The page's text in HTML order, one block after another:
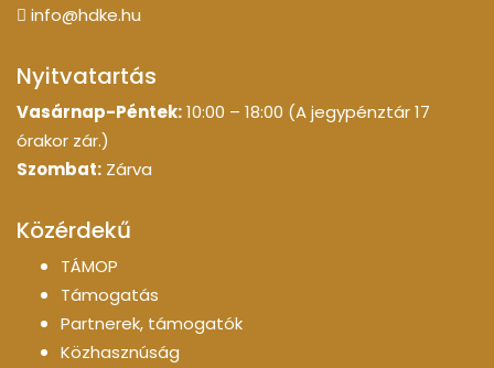
info@hdke.hu
Nyitvatartás
Vasárnap-Péntek:10:00 – 18:00 (A jegypénztár 17
órakor zár.)
Szombat: Zárva
Közérdekű
TÁMOP
Támogatás
Partnerek, támogatók
Közhasznúság